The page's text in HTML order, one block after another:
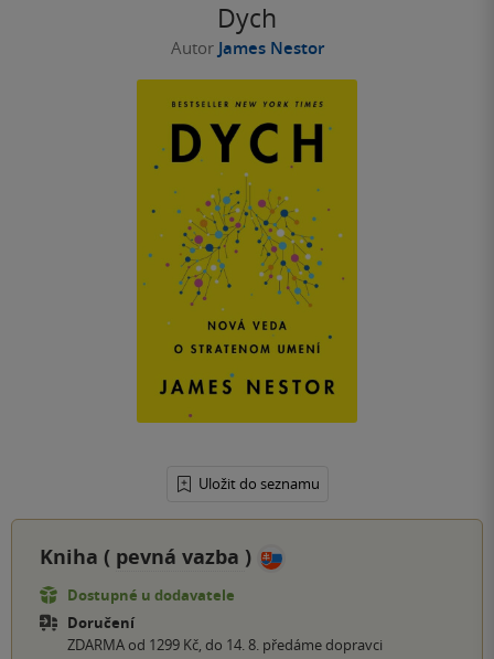
Dych
Autor James Nestor
Uložit do seznamu
Kniha ( pevná vazba )
Dostupné u dodavatele
Doručení
ZDARMA od 1299 Kč, do 14. 8. předáme dopravci